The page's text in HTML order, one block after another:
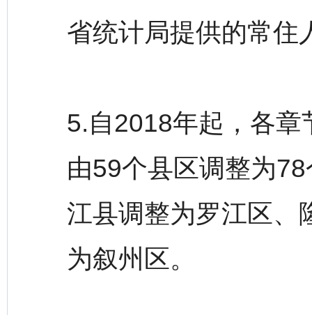
省统计局提供的常住
5.自2018年起，各
由59个县区调整为
江县调整为罗江区、
为叙州区。